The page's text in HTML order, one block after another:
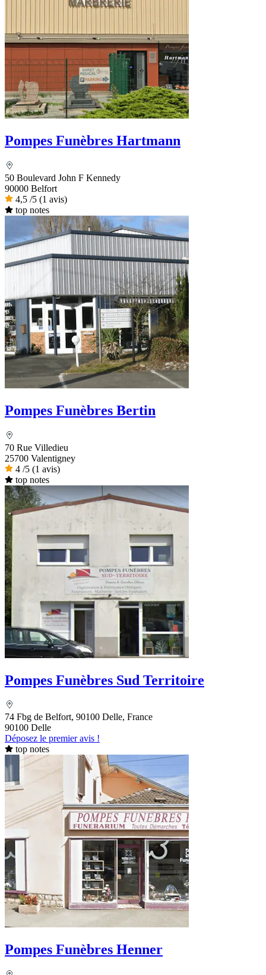
Pompes Funèbres Hartmann
50 Boulevard John F Kennedy
90000 Belfort
4,5 /5 (1 avis)
top notes
Pompes Funèbres Bertin
70 Rue Villedieu
25700 Valentigney
4 /5 (1 avis)
top notes
Pompes Funèbres Sud Territoire
74 Fbg de Belfort, 90100 Delle, France
90100 Delle
Déposez le premier avis !
top notes
Pompes Funèbres Henner